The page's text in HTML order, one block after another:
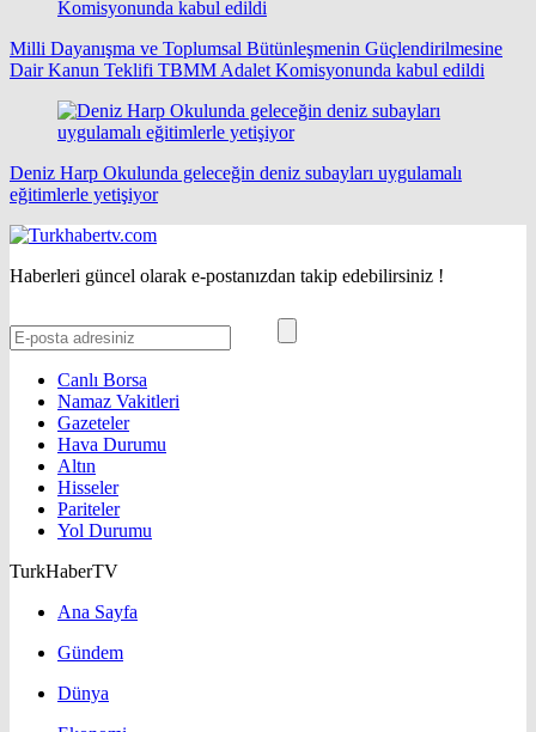
Milli Dayanışma ve Toplumsal Bütünleşmenin Güçlendirilmesine
Dair Kanun Teklifi TBMM Adalet Komisyonunda kabul edildi
Deniz Harp Okulunda geleceğin deniz subayları uygulamalı
eğitimlerle yetişiyor
Haberleri güncel olarak e-postanızdan takip edebilirsiniz !
Canlı Borsa
Namaz Vakitleri
Gazeteler
Hava Durumu
Altın
Hisseler
Pariteler
Yol Durumu
TurkHaberTV
Ana Sayfa
Gündem
Dünya